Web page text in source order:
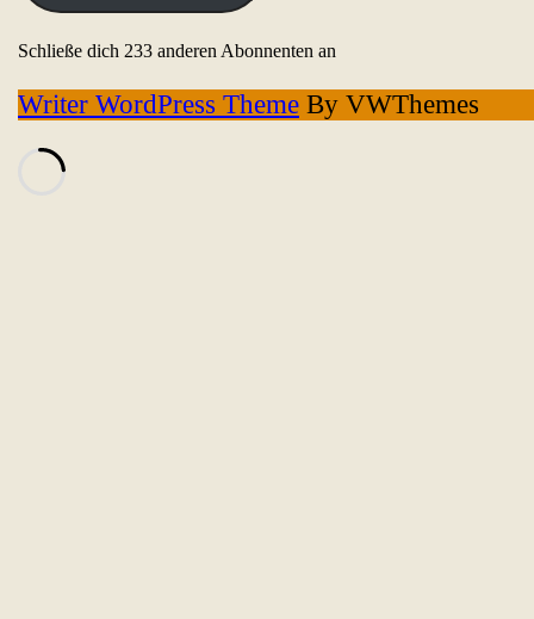
Schließe dich 233 anderen Abonnenten an
Writer WordPress Theme By VWThemes
Scroll